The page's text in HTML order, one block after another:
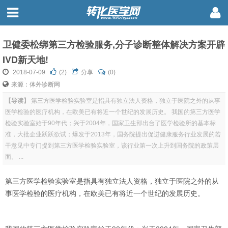
卫健委松绑第三方检验服务,分子诊断整体解决方案开辟
IVD新天地!
2018-07-09 (2) 分享
(0)
来源：体外诊断网
【导读】
第三方医学检验实验室是指具有独立法人资格，独立于医院之外的从事
医学检验的医疗机构，在欧美已有将近一个世纪的发展历史。 我国的第三方医学
检验实验室始于90年代；兴于2004年，国家卫生部出台了医学检验所的基本标
准，大批企业跃跃欲试；爆发于2013年，国务院提出促进健康服务行业发展的若
干意见中专门提到第三方医学检验实验室，该行业第一次上升到国务院的政策层
面。 ...
第三方医学检验实验室是指具有独立法人资格，独立于医院之外的从
事医学检验的医疗机构，在欧美已有将近一个世纪的发展历史。